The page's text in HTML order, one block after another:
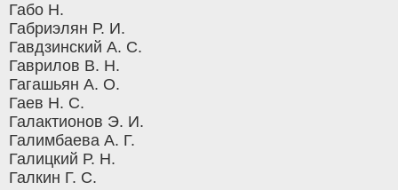
Габо Н.
Габриэлян Р. И.
Гавдзинский А. С.
Гаврилов В. Н.
Гагашьян А. О.
Гаев Н. С.
Галактионов Э. И.
Галимбаева А. Г.
Галицкий Р. Н.
Галкин Г. С.